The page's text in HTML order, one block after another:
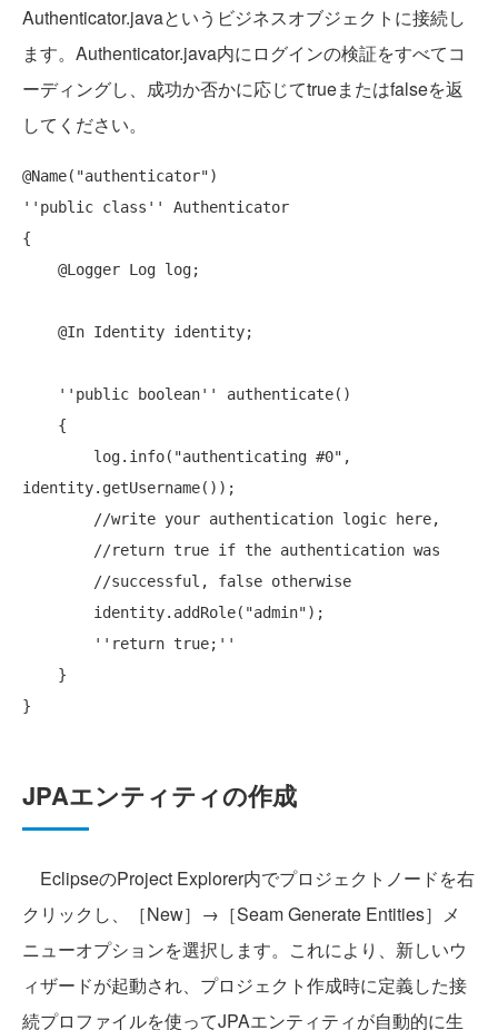
Authenticator.javaというビジネスオブジェクトに接続し
ます。Authenticator.java内にログインの検証をすべてコ
ーディングし、成功か否かに応じてtrueまたはfalseを返
してください。
@Name( "authenticator"
'' public class ''
Authenticator
{
'' public boolean''
authenticate()
        log.info(
"authenticating #0" ,
identity.getUsername());
//write your authentication logic here,
//return true if the authentication was
//successful, false otherwise
        identity.addRole(
"admin");
'' return true; ''
JPAエンティティの作成
EclipseのProject Explorer内でプロジェクトノードを右
クリックし、［New］→［Seam Generate Entities］メ
ニューオプションを選択します。これにより、新しいウ
ィザードが起動され、プロジェクト作成時に定義した接
続プロファイルを使ってJPAエンティティが自動的に生